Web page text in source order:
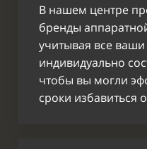
Депиляция
воском: Руки
до локтя
Депиляция
воском: Руки
В нашем центре
бренды
учитывая все
индивидуально
чтобы вы могли
сроки избавиться